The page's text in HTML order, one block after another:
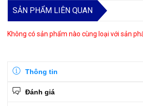
SẢN PHẨM LIÊN QUAN
Không có sản phẩm nào cùng loại với sản
Thông tin
Đánh giá